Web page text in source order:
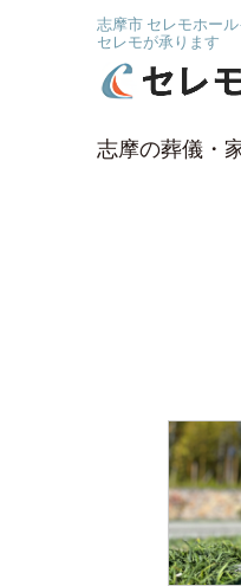
志摩市 セレモホー
セレモが承ります
志摩の葬儀・